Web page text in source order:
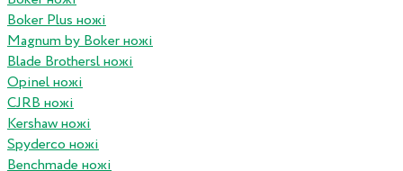
Boker Plus ножі
Magnum by Boker ножі
Blade Brothersl ножі
Opinel ножі
CJRB ножі
Kershaw ножі
Spyderco ножі
Benchmade ножі